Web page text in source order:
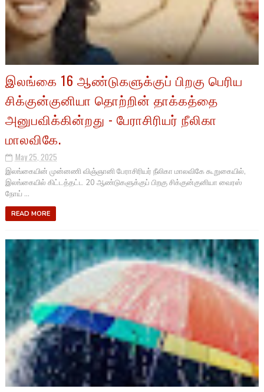
இலங்கை 16 ஆண்டுகளுக்குப் பிறகு பெரிய
சிக்குன்குனியா தொற்றின் தாக்கத்தை
அனுபவிக்கின்றது - பேராசிரியர் நீலிகா
மாலவிகே.
May 25, 2025
இலங்கையின் முன்னணி விஞ்ஞானி பேராசிரியர் நீலிகா மாலவிகே கூறுகையில்,
இலங்கையில் கிட்டத்தட்ட 20 ஆண்டுகளுக்குப் பிறகு சிக்குன்குனியா வைரஸ்
நோய் ...
READ MORE